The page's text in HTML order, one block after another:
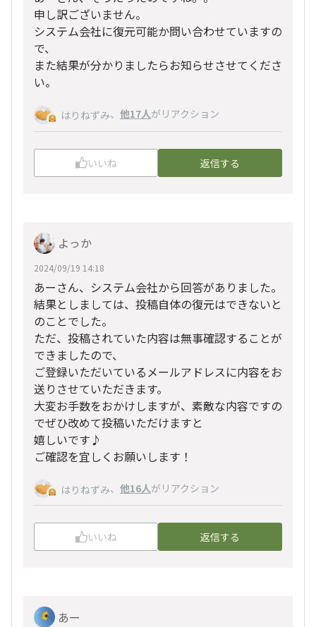
申し訳ございません。
システム会社に復元可能か問い合わせていますの
で、
また結果が分かりましたらお知らせさせてくださ
い。
はりねずみ、 他17人がリアクション
いいね 返信する
よっか
2024/09/19 14:18
あーさん、システム会社から回答がありました。
結果としましては、投稿自体の復元はできないと
のことでした。
ただ、投稿されていた内容は無事確認することが
できましたので、
ご登録いただいているメールアドレスに内容をお
送りさせていただきます。
大変お手数をおかけしますが、素敵な内容ですの
でぜひ改めて投稿いただけますと
嬉しいです♪
ご確認を宜しくお願いします！
はりねずみ、 他16人がリアクション
いいね 返信する
あー